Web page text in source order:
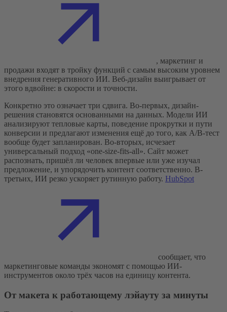
, маркетинг и
продажи входят в тройку функций с самым высоким уровнем
внедрения генеративного ИИ. Веб-дизайн выигрывает от
этого вдвойне: в скорости и точности.
Конкретно это означает три сдвига. Во-первых, дизайн-
решения становятся основанными на данных. Модели ИИ
анализируют тепловые карты, поведение прокрутки и пути
конверсии и предлагают изменения ещё до того, как A/B-тест
вообще будет запланирован. Во-вторых, исчезает
универсальный подход «one-size-fits-all». Сайт может
распознать, пришёл ли человек впервые или уже изучал
предложение, и упорядочить контент соответственно. В-
третьих, ИИ резко ускоряет рутинную работу. HubSpot
сообщает, что
маркетинговые команды экономят с помощью ИИ-
инструментов около трёх часов на единицу контента.
От макета к работающему лэйауту за минуты